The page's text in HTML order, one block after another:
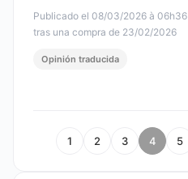
Publicado el 08/03/2026 à 06h36
tras una compra de 23/02/2026
Opinión traducida
1 2 3 4 5